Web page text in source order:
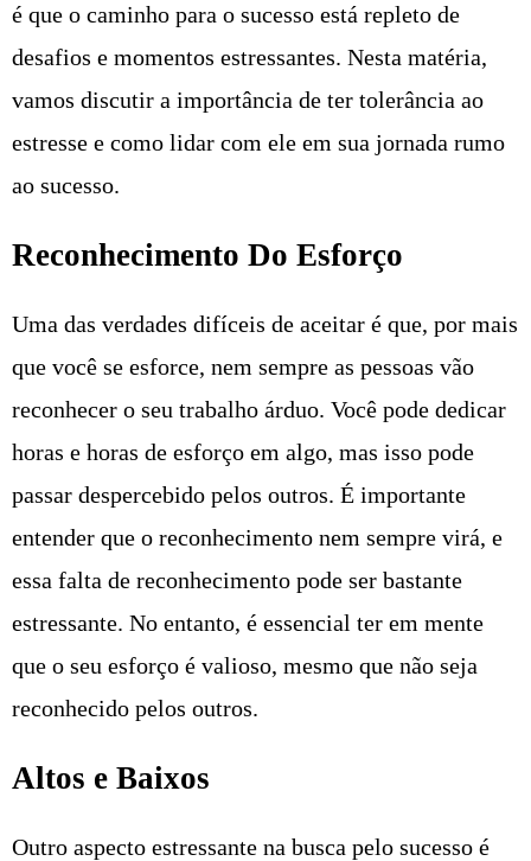
é que o caminho para o sucesso está repleto de
desafios e momentos estressantes. Nesta matéria,
vamos discutir a importância de ter tolerância ao
estresse e como lidar com ele em sua jornada rumo
ao sucesso.
Reconhecimento Do Esforço
Uma das verdades difíceis de aceitar é que, por mais
que você se esforce, nem sempre as pessoas vão
reconhecer o seu trabalho árduo. Você pode dedicar
horas e horas de esforço em algo, mas isso pode
passar despercebido pelos outros. É importante
entender que o reconhecimento nem sempre virá, e
essa falta de reconhecimento pode ser bastante
estressante. No entanto, é essencial ter em mente
que o seu esforço é valioso, mesmo que não seja
reconhecido pelos outros.
Altos e Baixos
Outro aspecto estressante na busca pelo sucesso é